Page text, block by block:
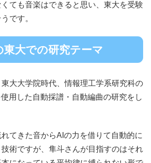
ても音楽はできると思い、東大を受験
です。
東大での研究テーマ
大大学院時代、情報理工学系研究科の
用した自動採譜・自動編曲の研究をし
てきた音からAIの力を借りて自動的に
術ですが、隼斗さんが目指すのはそれ